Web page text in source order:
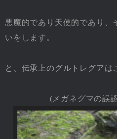
悪魔的であり天使的であり、
いをします。
と、伝承上のグルトレグアは
(メガネグマの誤